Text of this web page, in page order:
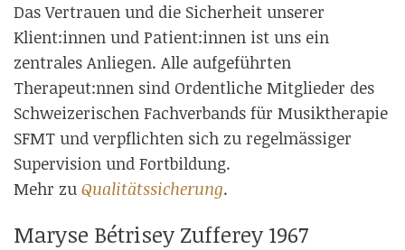
Das Vertrauen und die Sicherheit unserer
Klient:innen und Patient:innen ist uns ein
zentrales Anliegen. Alle aufgeführten
Therapeut:nnen sind Ordentliche Mitglieder des
Schweizerischen Fachverbands für Musiktherapie
SFMT und verpflichten sich zu regelmässiger
Supervision und Fortbildung.
Mehr zu Qualitätssicherung.
Maryse Bétrisey Zufferey 1967